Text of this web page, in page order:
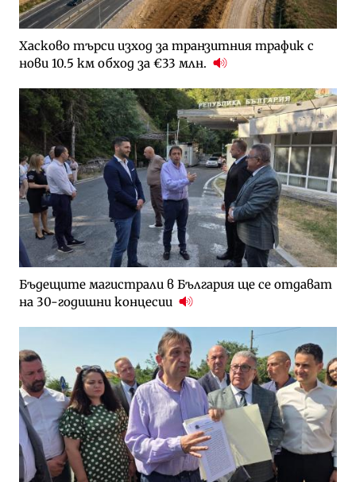
Хасково търси изход за транзитния трафик с
нови 10.5 км обход за €33 млн.
Бъдещите магистрали в България ще се отдават
на 30-годишни концесии